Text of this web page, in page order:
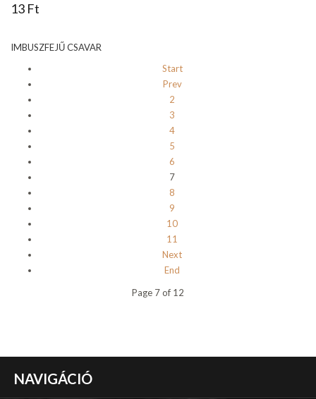
13 Ft
IMBUSZFEJŰ CSAVAR
Start
Prev
2
3
4
5
6
7
8
9
10
11
Next
End
Page 7 of 12
NAVIGÁCIÓ